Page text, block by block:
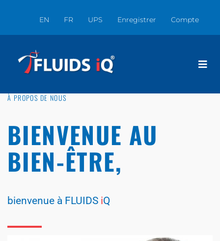
EN FR UPS Enregistrer Compte
À PROPOS DE NOUS
BIENVENUE AU
BIEN-ÊTRE,
bienvenue à FLUIDS iQ